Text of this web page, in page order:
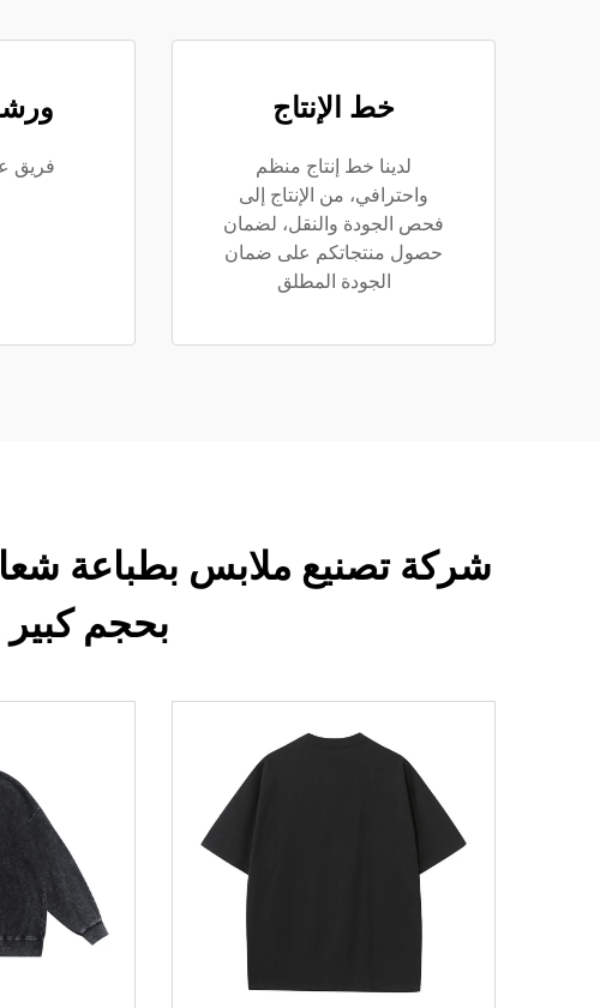
خط الإنتاج
لدينا خط إنتاج منظم
واحترافي، من الإنتاج إلى
فحص الجودة والنقل، لضمان
حصول منتجاتكم على ضمان
الجودة المطلق
فريق
شركة تصنيع ملابس بطباعة
بحجم